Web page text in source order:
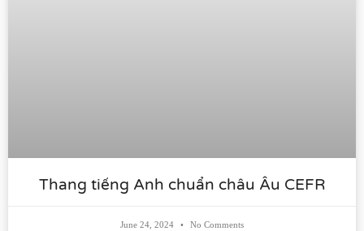
Thang tiếng Anh chuẩn châu Âu CEFR
June 24, 2024 No Comments